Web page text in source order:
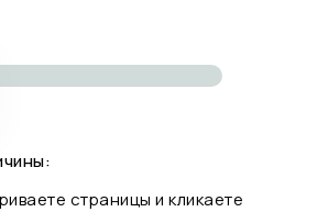
страницы и кликаете